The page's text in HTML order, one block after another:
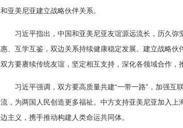
和亚美尼亚建立战略伙伴关系。
习近平指出，中国和亚美尼亚友谊源远流长，历久
惠、互学互鉴，双边关系持续健康稳定发展。建立战略伙
双方要赓续传统友谊，坚定相互支持，深化各领域合作，
习近平强调，双方要高质量共建“一带一路”，加强互
流，为两国人民创造更多福祉。中方支持亚美尼亚加入
边主义，携手推动构建人类命运共同体。